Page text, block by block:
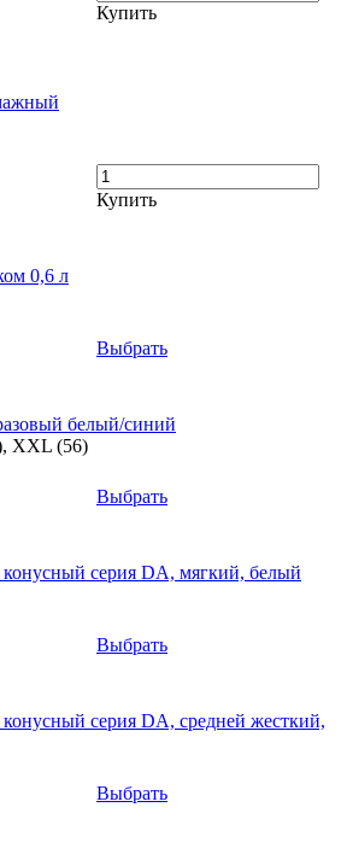
Купить
Купить
0,6 л
Выбрать
белый/синий
XXL (56)
Выбрать
серия DA, мягкий, белый
Выбрать
серия DA, средней жесткий,
Выбрать